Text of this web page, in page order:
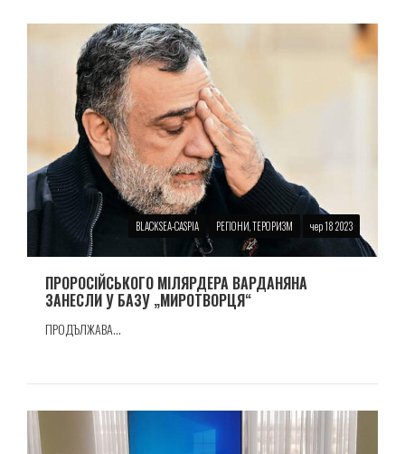
BLACKSEA-CASPIA РЕГІОНИ, ТЕРОРИЗМ чер 18 2023
ПРОРОСIЙСЬКОГО МIЛЯРДЕРА ВАРДАНЯНА
ЗАНЕСЛИ У БАЗУ „МИРОТВОРЦЯ“
ПРОДЪЛЖАВА...